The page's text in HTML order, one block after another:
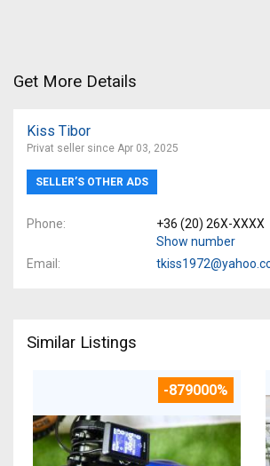
Get More Details
Kiss Tibor
Privat seller since Apr 03, 2025
SELLER’S OTHER ADS
Phone
+36 (20) 26X-XXXX
Show number
Email
Similar Listings
-879000%